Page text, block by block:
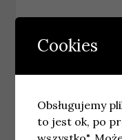
Podobne wpisy
Cookies
Obsługujemy
to jest ok, po